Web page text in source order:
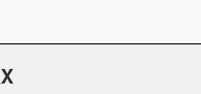
X